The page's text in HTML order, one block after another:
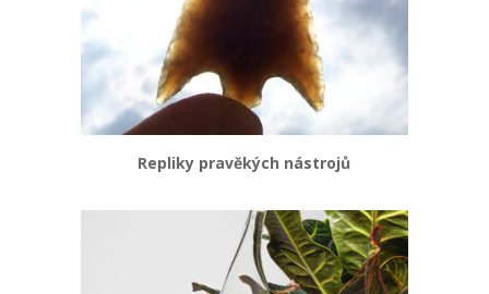
Repliky pravěkých nástrojů